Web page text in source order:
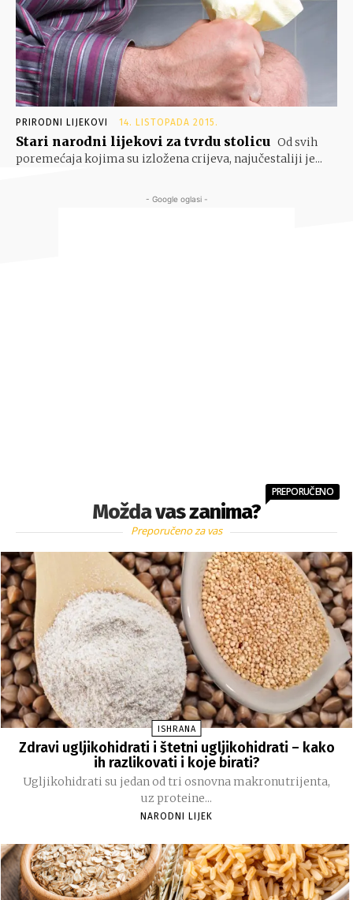
PRIRODNI LIJEKOVI 14. LISTOPADA 2015.
Stari narodni lijekovi za tvrdu stolicu Od svih
poremećaja kojima su izložena crijeva, najučestaliji je...
- Google oglasi -
Možda vas zanima?
PREPORUČENO
Preporučeno za vas
ISHRANA
Zdravi ugljikohidrati i štetni ugljikohidrati – kako
ih razlikovati i koje birati?
Ugljikohidrati su jedan od tri osnovna makronutrijenta,
uz proteine...
NARODNI LIJEK